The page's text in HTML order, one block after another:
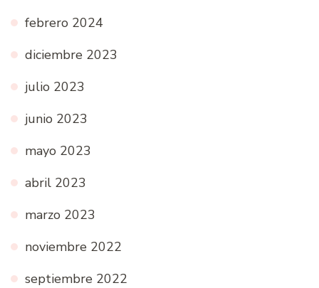
febrero 2024
diciembre 2023
julio 2023
junio 2023
mayo 2023
abril 2023
marzo 2023
noviembre 2022
septiembre 2022